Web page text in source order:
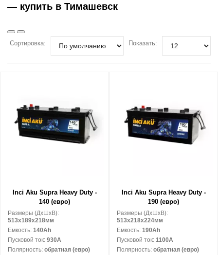
— купить в Тимашевск
Сортировка: Показать:
Inci Aku Supra Heavy Duty -
140 (евро)
Размеры (ДxШxВ):
513x189x218мм
Емкость: 140Ah
Пусковой ток: 930A
Полярность: обратная (евро)
Inci Aku Supra Heavy Duty -
190 (евро)
Размеры (ДxШxВ):
513x218x224мм
Емкость: 190Ah
Пусковой ток: 1100A
Полярность: обратная (евро)